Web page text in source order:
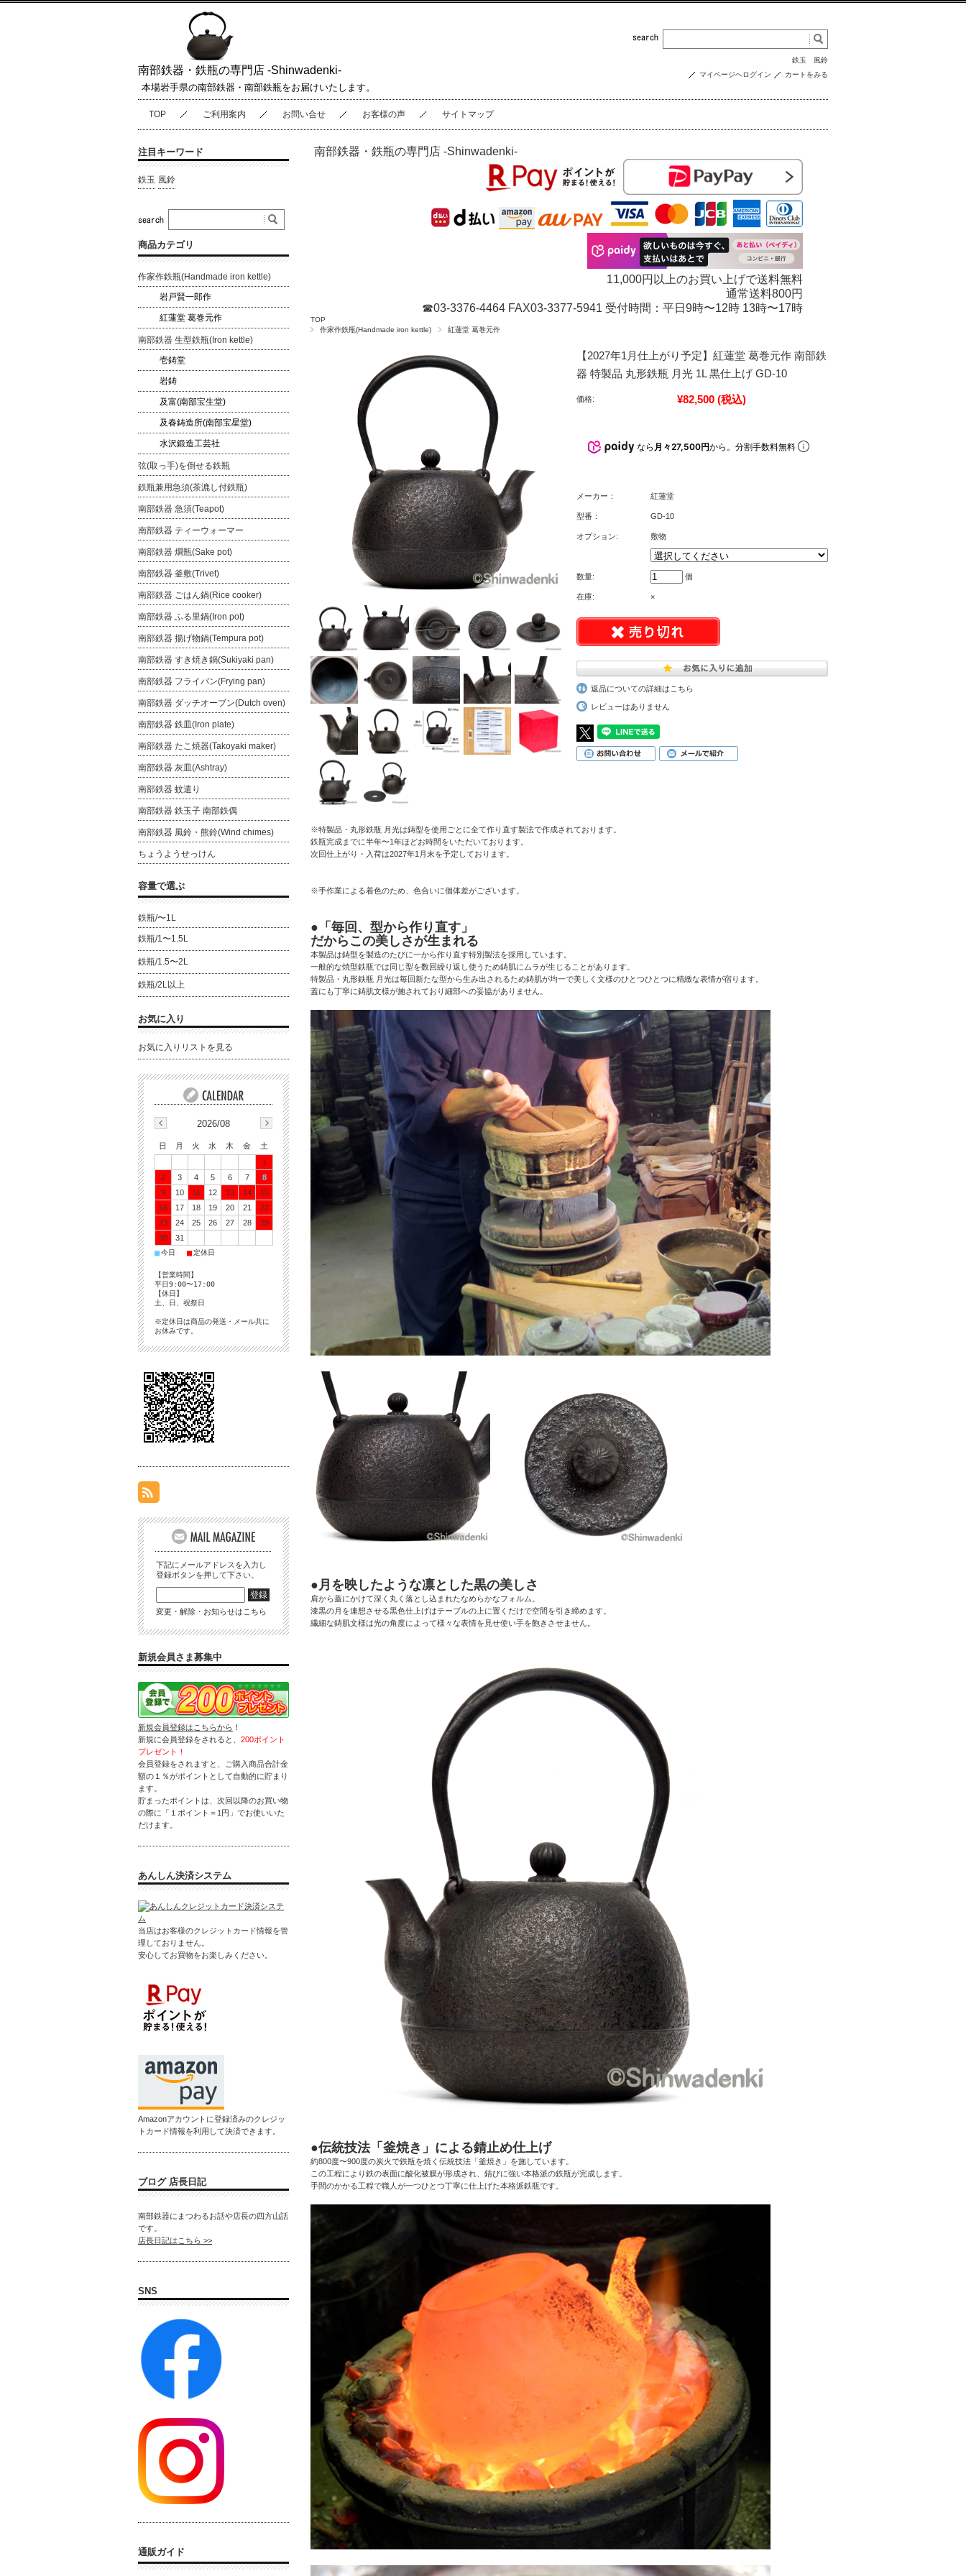
南部鉄器・鉄瓶の専門店 -Shinwadenki-
本場岩手県の南部鉄器・南部鉄瓶をお届けいたします。
鉄玉
風鈴
マイページへログイン
カートをみる
TOP ご利用案内 お問い合せ お客様の声 サイトマップ
南部鉄器・鉄瓶の専門店 -Shinwadenki-
11,000円以上のお買い上げで送料無料
通常送料800円
☎03-3376-4464 FAX03-3377-5941 受付時間：平日9時〜12時 13時〜17時
TOP
作家作鉄瓶(Handmade iron kettle)
紅蓮堂 葛巻元作
【2027年1月仕上がり予定】紅蓮堂 葛巻元作 南部鉄
器 特製品 丸形鉄瓶 月光 1L 黒仕上げ GD-10
価格: ¥82,500 (税込)
なら 月々27,500円から。分割手数料無料
メーカー： 紅蓮堂
型番： GD-10
オプション: 敷物
数量: 個
在庫: ×
返品についての詳細はこちら
レビューはありません
※特製品・丸形鉄瓶 月光は鋳型を使用ごとに全て作り直す製法で作成されております。
鉄瓶完成までに半年〜1年ほどお時間をいただいております。
次回仕上がり・入荷は2027年1月末を予定しております。
※手作業による着色のため、色合いに個体差がございます。
●「毎回、型から作り直す」
だからこの美しさが生まれる
本製品は鋳型を製造のたびに一から作り直す特別製法を採用しています。
一般的な焼型鉄瓶では同じ型を数回繰り返し使うため鋳肌にムラが生じることがあります。
特製品・丸形鉄瓶 月光は毎回新たな型から生み出されるため鋳肌が均一で美しく文様のひとつひとつに精緻な表情が宿ります。
蓋にも丁寧に鋳肌文様が施されており細部への妥協がありません。
●月を映したような凛とした黒の美しさ
肩から蓋にかけて深く丸く落とし込まれたなめらかなフォルム。
漆黒の月を連想させる黒色仕上げはテーブルの上に置くだけで空間を引き締めます。
繊細な鋳肌文様は光の角度によって様々な表情を見せ使い手を飽きさせません。
●伝統技法「釜焼き」による錆止め仕上げ
約800度〜900度の炭火で鉄瓶を焼く伝統技法「釜焼き」を施しています。
この工程により鉄の表面に酸化被膜が形成され、錆びに強い本格派の鉄瓶が完成します。
手間のかかる工程で職人が一つひとつ丁寧に仕上げた本格派鉄瓶です。
注目キーワード
鉄玉 風鈴
商品カテゴリ
作家作鉄瓶(Handmade iron kettle)
岩戸賢一郎作
紅蓮堂 葛巻元作
南部鉄器 生型鉄瓶(Iron kettle)
壱鋳堂
岩鋳
及富(南部宝生堂)
及春鋳造所(南部宝星堂)
水沢鍛造工芸社
弦(取っ手)を倒せる鉄瓶
鉄瓶兼用急須(茶漉し付鉄瓶)
南部鉄器 急須(Teapot)
南部鉄器 ティーウォーマー
南部鉄器 燗瓶(Sake pot)
南部鉄器 釜敷(Trivet)
南部鉄器 ごはん鍋(Rice cooker)
南部鉄器 ふる里鍋(Iron pot)
南部鉄器 揚げ物鍋(Tempura pot)
南部鉄器 すき焼き鍋(Sukiyaki pan)
南部鉄器 フライパン(Frying pan)
南部鉄器 ダッチオーブン(Dutch oven)
南部鉄器 鉄皿(Iron plate)
南部鉄器 たこ焼器(Takoyaki maker)
南部鉄器 灰皿(Ashtray)
南部鉄器 蚊遣り
南部鉄器 鉄玉子 南部鉄偶
南部鉄器 風鈴・熊鈴(Wind chimes)
ちょうようせっけん
容量で選ぶ
鉄瓶/〜1L
鉄瓶/1〜1.5L
鉄瓶/1.5〜2L
鉄瓶/2L以上
お気に入り
お気に入りリストを見る
2026/08
日 月 火 水 木 金
土
1
2
3 4 5 6 7
8
9
10 11 12 13 14
15
16
17 18 19 20 21
22
23
24 25 26 27 28
29
30
31
■今日 ■定休日
【営業時間】
平日9:00〜17:00
【休日】
土、日、祝祭日
※定休日は商品の発送・メール共に
お休みです。
下記にメールアドレスを入力し
登録ボタンを押して下さい。
変更・解除・お知らせはこちら
新規会員さま募集中
新規会員登録はこちらから ！
新規に会員登録をされると、 200ポイント
プレゼント！
会員登録をされますと、ご購入商品合計金
額の１％がポイントとして自動的に貯まり
ます。
貯まったポイントは、次回以降のお買い物
の際に「１ポイント＝1円」でお使いいた
だけます。
あんしん決済システム
当店はお客様のクレジットカード情報を管
理しておりません。
安心してお買物をお楽しみください。
Amazonアカウントに登録済みのクレジッ
トカード情報を利用して決済できます。
ブログ 店長日記
南部鉄器にまつわるお話や店長の四方山話
です。
店長日記はこちら >>
SNS
通販ガイド